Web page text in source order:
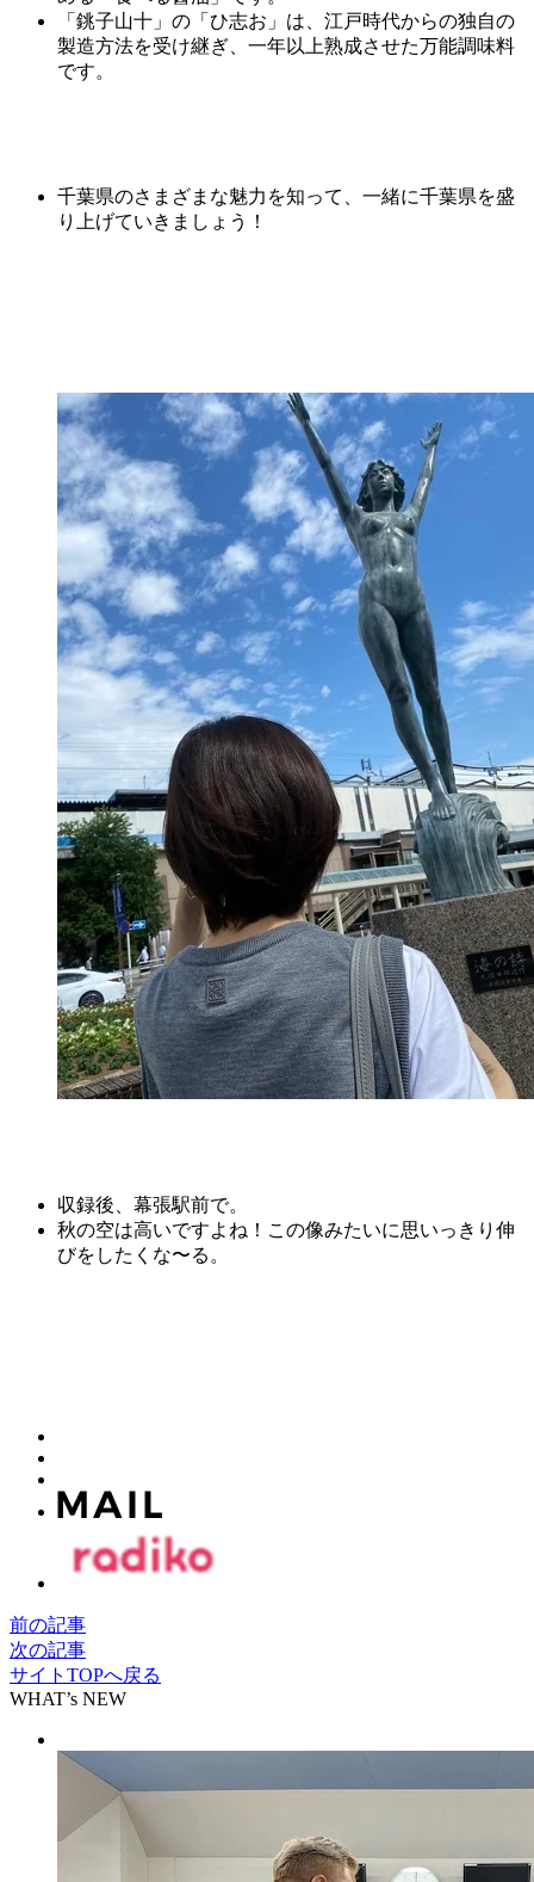
「銚子山十 」の「ひ志お」は、江戸時代からの独自の
製造方法を受け継ぎ、一年以上熟成させた万能調味料
です。
千葉県のさまざまな魅力を知って、一緒に千葉県を盛
り上げていきましょう！
収録後、幕張駅前で。
秋の空は高いですよね！この像みたいに思いっきり伸
びをしたくな〜る。
前の記事
次の記事
サイトTOPへ戻る
WHAT’s NEW